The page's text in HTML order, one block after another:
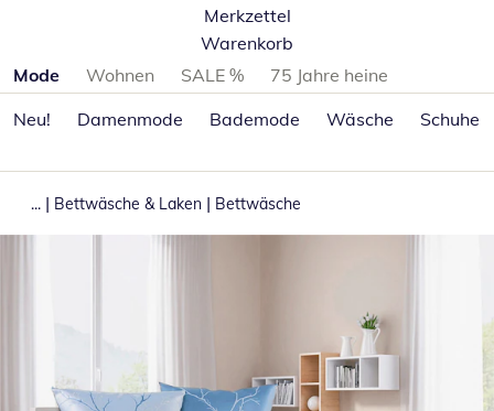
Merkzettel
Warenkorb
Produktkategorien überspringen
Mode Wohnen SALE %
75 Jahre heine
Neu!
Damenmode Bademode Wäsche Schuhe
... | Bettwäsche & Laken | Bettwäsche